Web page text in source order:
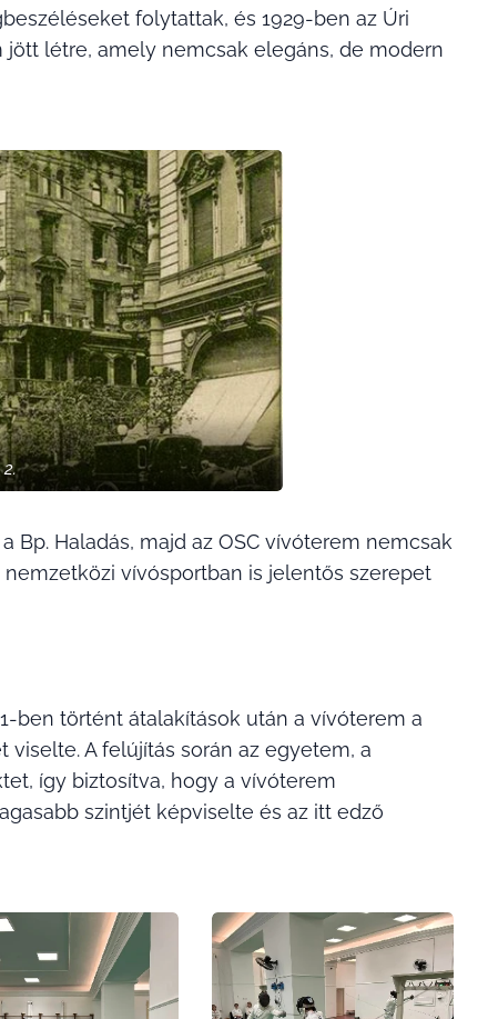
folytattak, és 1929-ben az Úri
létre, amely nemcsak elegáns, de modern
Bp. Haladás, majd az OSC vívóterem nemcsak
vívósportban is jelentős szerepet
ben történt átalakítások után a vívóterem a
viselte. A felújítás során az egyetem, a
így biztosítva, hogy a vívóterem
szintjét képviselte és az itt edző